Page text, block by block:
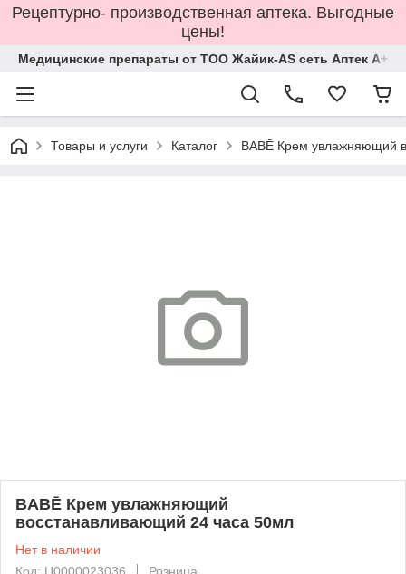
Рецептурно- производственная аптека. Выгодные
цены!
Медицинские препараты от ТОО Жайик-AS сеть Аптек А+
Товары и услуги Каталог BABĒ Крем увлажняющий
BABĒ Крем увлажняющий
восстанавливающий 24 часа 50мл
Нет в наличии